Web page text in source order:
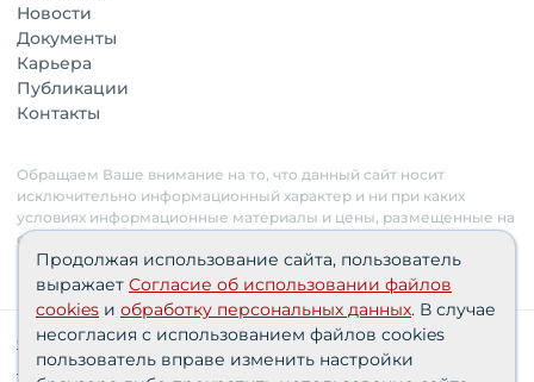
Новости
Документы
Карьера
Публикации
Контакты
Обращаем Ваше внимание на то, что данный сайт носит
исключительно информационный характер и ни при каких
условиях информационные материалы и цены, размещенные на
сайте, не являются публичной офертой. Застройщик имеет
право изменять стоимость объектов.
Сведения о реализуемых требованиях к защите
персональных данных АО «СЗ «Партнер‑Строй»»
Продолжая использование сайта, пользователь
выражает Согласие об использовании файлов
cookies и обработку персональных данных. В случае
несогласия с использованием файлов cookies
пользователь вправе изменить настройки